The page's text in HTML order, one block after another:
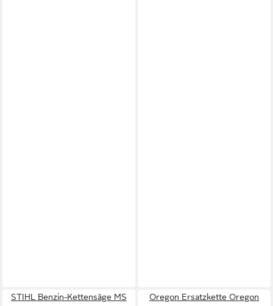
STIHL Benzin-Kettensäge MS
Oregon Ersatzkette Oregon